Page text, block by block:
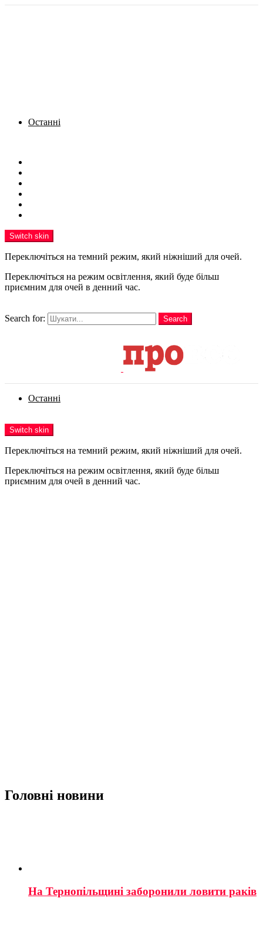
Останні
Switch skin
Переключіться на темний режим, який ніжніший для очей.
Переключіться на режим освітлення, який буде більш
приємним для очей в денний час.
Search for:
Search
Останні
Switch skin
Переключіться на темний режим, який ніжніший для очей.
Переключіться на режим освітлення, який буде більш
приємним для очей в денний час.
Головні новини
На Тернопільщині заборонили ловити раків